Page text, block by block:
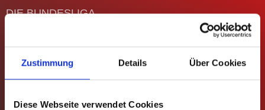
Zustimmung Details Über Cookies
Diese Webseite verwendet Cookies
DIE BUNDESLIGA
SPIELPLÄNE